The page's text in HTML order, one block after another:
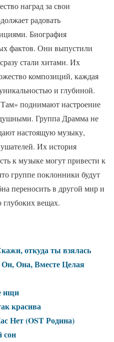
наград за свои
радовать
Биография
фактов. Они выпустили
стали хитами. Их
композиций, каждая
и глубиной.
поднимают настроение
Группа Драмма не
настоящую музыку,
Их история
к музыке могут привести к
группе поклонники будут
переносить в другой мир и
глубоких вещах.
откуда ты взялась
Она, Вместе Целая
ищи
красива
Нет (OST Родина)
сон